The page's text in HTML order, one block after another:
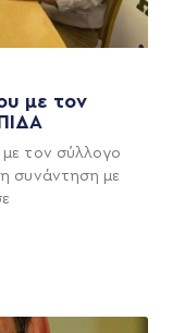
με τον
τον σύλλογο
συνάντηση με